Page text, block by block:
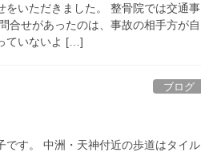
いただきました。 整骨院では交通事
合せがあったのは、事故の相手方が自
ていないよ […]
ブログ
す。 中洲・天神付近の歩道はタイル